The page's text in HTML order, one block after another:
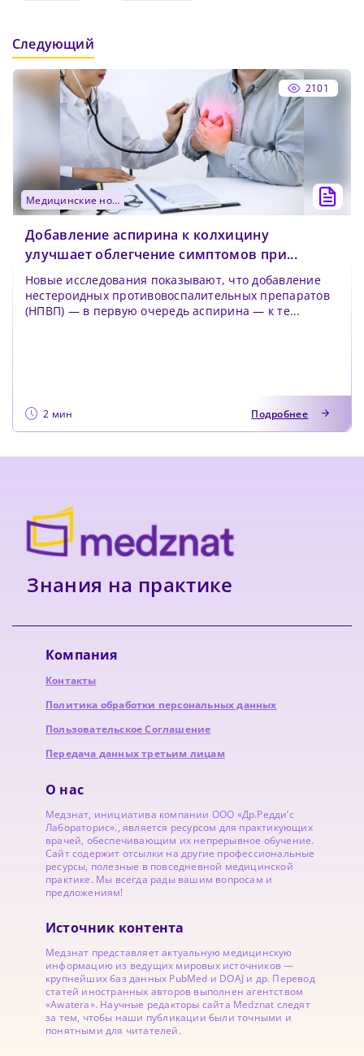
Следующий
2101
медицинские новости
Добавление аспирина к колхицину
улучшает облегчение симптомов при...
Новые исследования показывают, что добавление
нестероидных противовоспалительных препаратов
(НПВП) — в первую очередь аспирина — к те...
2 мин Подробнее
Знания на практике
Компания
Контакты
Политика обработки персональных данных
Пользовательское Соглашение
Передача данных третьим лицам
О нас
Медзнат, инициатива компании ООО «Др.Редди’с
Лабораторис»., является ресурсом для практикующих
врачей, обеспечивающим их непрерывное обучение.
Сайт содержит отсылки на другие профессиональные
ресурсы, полезные в повседневной медицинской
практике. Мы всегда рады вашим вопросам и
предложениям!
Источник контента
Медзнат представляет актуальную медицинскую
информацию из ведущих мировых источников —
крупнейших баз данных PubMed и DOAJ и др. Перевод
статей иностранных авторов выполнен агентством
«Awatera». Научные редакторы сайта Medznat следят
за тем, чтобы наши публикации были точными и
понятными для читателей.